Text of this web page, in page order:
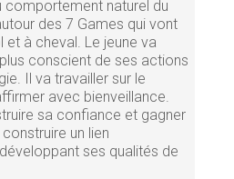
comportement naturel du
des 7 Games qui vont
et à cheval. Le jeune va
conscient de ses actions
Il va travailler sur le
avec bienveillance.
sa confiance et gagner
un lien
ses qualités de